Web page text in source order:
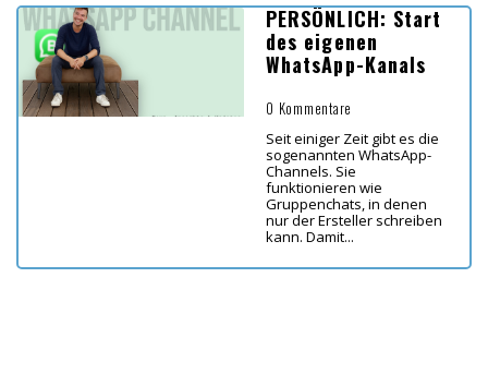
PERSÖNLICH: Start
des eigenen
WhatsApp-Kanals
0 Kommentare
Seit einiger Zeit gibt es die
sogenannten WhatsApp-
Channels. Sie
funktionieren wie
Gruppenchats, in denen
nur der Ersteller schreiben
kann. Damit...